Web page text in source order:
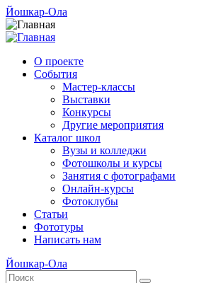
Йошкар-Ола
О проекте
События
Мастер-классы
Выставки
Конкурсы
Другие мероприятия
Каталог школ
Вузы и колледжи
Фотошколы и курсы
Занятия с фотографами
Онлайн-курсы
Фотоклубы
Статьи
Фототуры
Написать нам
Йошкар-Ола